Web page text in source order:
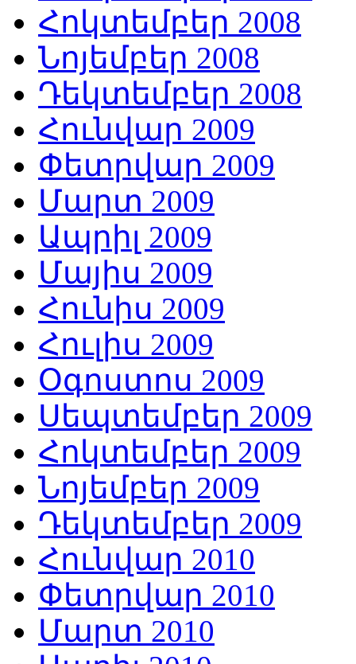
Հոկտեմբեր 2008
Նոյեմբեր 2008
Դեկտեմբեր 2008
Հունվար 2009
Փետրվար 2009
Մարտ 2009
Ապրիլ 2009
Մայիս 2009
Հունիս 2009
Հուլիս 2009
Օգոստոս 2009
Սեպտեմբեր 2009
Հոկտեմբեր 2009
Նոյեմբեր 2009
Դեկտեմբեր 2009
Հունվար 2010
Փետրվար 2010
Մարտ 2010